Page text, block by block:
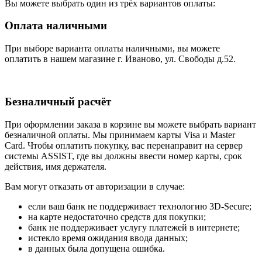
Вы можете выбрать один из трёх вариантов оплаты:
Оплата наличными
При выборе варианта оплаты наличными, вы можете
оплатить в нашем магазине г. Иваново, ул. Свободы д.52.
Безналичный расчёт
При оформлении заказа в корзине вы можете выбрать вариант
безналичной оплаты. Мы принимаем карты Visa и Master
Card. Чтобы оплатить покупку, вас перенаправит на сервер
системы ASSIST, где вы должны ввести номер карты, срок
действия, имя держателя.
Вам могут отказать от авторизации в случае:
если ваш банк не поддерживает технологию 3D-Secure;
на карте недостаточно средств для покупки;
банк не поддерживает услугу платежей в интернете;
истекло время ожидания ввода данных;
в данных была допущена ошибка.